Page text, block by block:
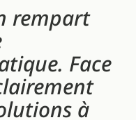
rempart
Face
à